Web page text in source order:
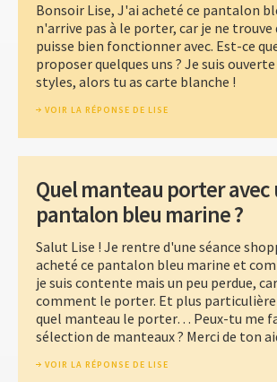
Bonsoir Lise, J'ai acheté ce pantalon
n'arrive pas à le porter, car je ne trouve
puisse bien fonctionner avec. Est-ce
proposer quelques uns ? Je suis
styles, alors tu as carte blanche !
VOIR LA RÉPONSE DE LISE
Quel manteau porter avec
pantalon bleu marine ?
Salut Lise ! Je rentre d'une séance
acheté ce pantalon bleu marine et
je suis contente mais un peu perdue,
comment le porter. Et plus
quel manteau le porter… Peux-tu me
sélection de manteaux ? Merci de ton
VOIR LA RÉPONSE DE LISE